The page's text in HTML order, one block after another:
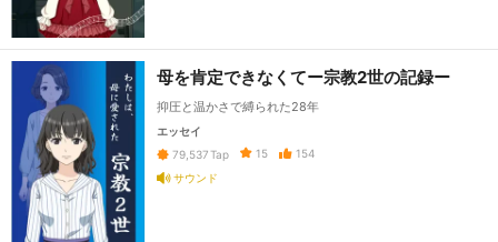
母を肯定できなくてー宗教2世の記録ー
抑圧と温かさで縛られた28年
エッセイ
79,537 Tap 15
154
サウンド